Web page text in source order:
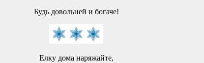
Будь довольней и богаче!
Елку дома наряжайте,